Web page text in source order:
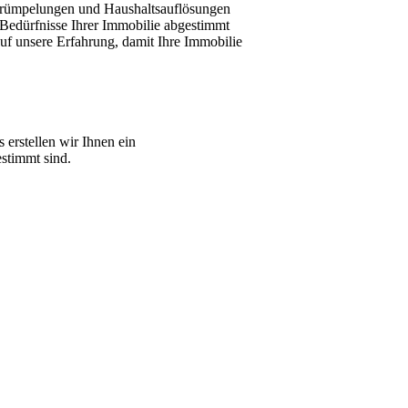
und Haushaltsauflösungen
Ihrer Immobilie abgestimmt
unsere Erfahrung, damit Ihre Immobilie
erstellen wir Ihnen ein
sind.